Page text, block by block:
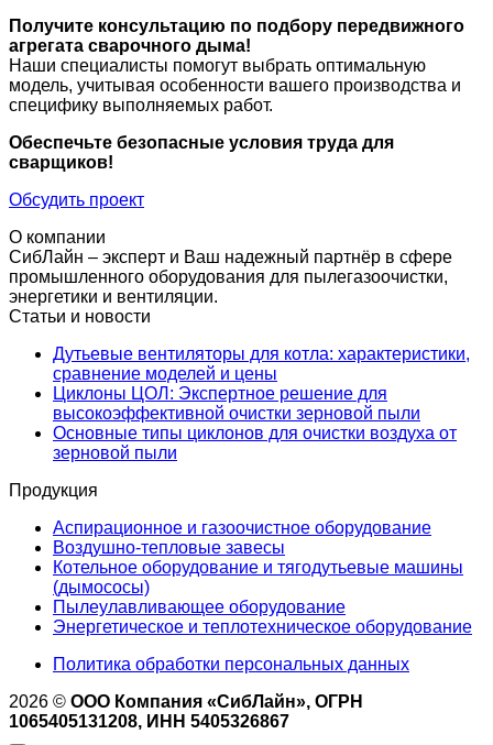
Получите консультацию по подбору передвижного
агрегата сварочного дыма!
Наши специалисты помогут выбрать оптимальную
модель, учитывая особенности вашего производства и
специфику выполняемых работ.
Обеспечьте безопасные условия труда для
сварщиков!
Обсудить проект
О компании
СибЛайн – эксперт и Ваш надежный партнёр в сфере
промышленного оборудования для пылегазоочистки,
энергетики и вентиляции.
Статьи и новости
Дутьевые вентиляторы для котла: характеристики,
сравнение моделей и цены
Циклоны ЦОЛ: Экспертное решение для
высокоэффективной очистки зерновой пыли
Основные типы циклонов для очистки воздуха от
зерновой пыли
Продукция
Аспирационное и газоочистное оборудование
Воздушно-тепловые завесы
Котельное оборудование и тягодутьевые машины
(дымососы)
Пылеулавливающее оборудование
Энергетическое и теплотехническое оборудование
Политика обработки персональных данных
2026 © ООО Компания «СибЛайн», ОГРН
1065405131208, ИНН 5405326867